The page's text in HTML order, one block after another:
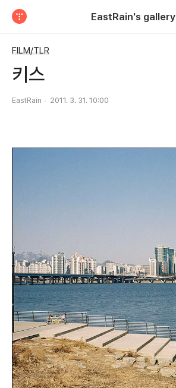
EastRain's gallery
FILM/TLR
키스
EastRain 2011. 3. 31. 10:00